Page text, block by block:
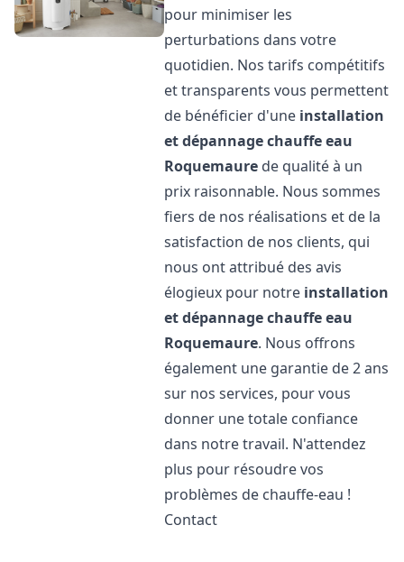
pour minimiser les
perturbations dans votre
quotidien. Nos tarifs compétitifs
et transparents vous permettent
de bénéficier d'une installation
et dépannage chauffe eau
Roquemaure de qualité à un
prix raisonnable. Nous sommes
fiers de nos réalisations et de la
satisfaction de nos clients, qui
nous ont attribué des avis
élogieux pour notre installation
et dépannage chauffe eau
Roquemaure. Nous offrons
également une garantie de 2 ans
sur nos services, pour vous
donner une totale confiance
dans notre travail. N'attendez
plus pour résoudre vos
problèmes de chauffe-eau !
Contact